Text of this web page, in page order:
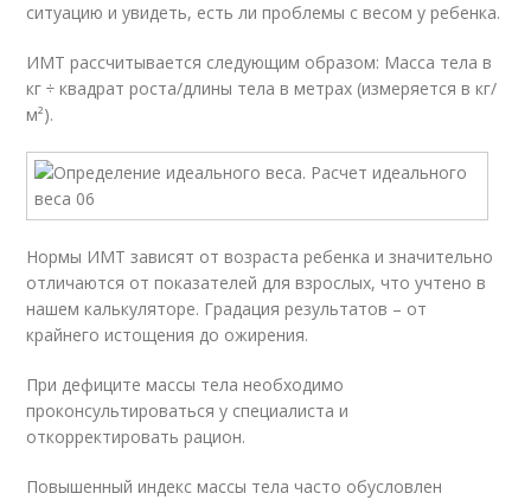
ситуацию и увидеть, есть ли проблемы с весом у ребенка.
ИМТ рассчитывается следующим образом: Масса тела в
кг ÷ квадрат роста/длины тела в метрах (измеряется в кг/
м²).
Нормы ИМТ зависят от возраста ребенка и значительно
отличаются от показателей для взрослых, что учтено в
нашем калькуляторе. Градация результатов – от
крайнего истощения до ожирения.
При дефиците массы тела необходимо
проконсультироваться у специалиста и
откорректировать рацион.
Повышенный индекс массы тела часто обусловлен